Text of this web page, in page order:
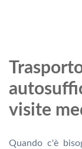
visite
Quando c'è